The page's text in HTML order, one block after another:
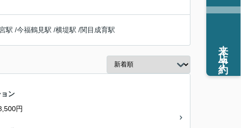
駅 /今福鶴見駅 /横堤駅 /関目成育駅
ン
円
来店予約